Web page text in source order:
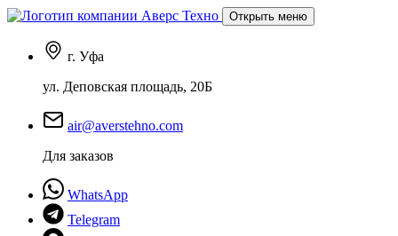
Открыть меню
г. Уфа
ул. Деповская площадь, 20Б
air@averstehno.com
Для заказов
WhatsApp
Telegram